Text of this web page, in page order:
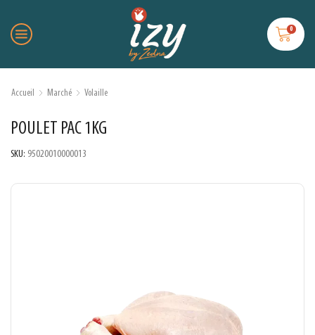
0
Accueil Marché Volaille
POULET PAC 1KG
SKU: 95020010000013